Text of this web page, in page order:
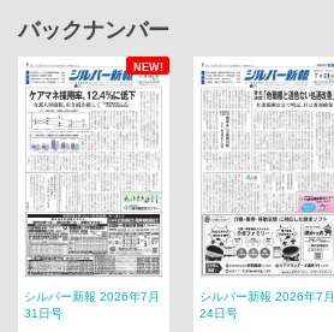
バックナンバー
NEW!
シルバー新報 2026年7月
31日号
シルバー新報 2026年7月
24日号